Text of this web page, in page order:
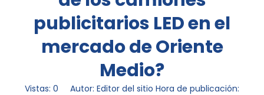
publicitarios LED en el
mercado de Oriente
Medio?
Vistas: 0 Autor: Editor del sitio Hora de publicación: